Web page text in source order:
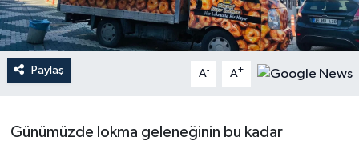
Paylaş A- A+
Günümüzde lokma geleneğinin bu kadar